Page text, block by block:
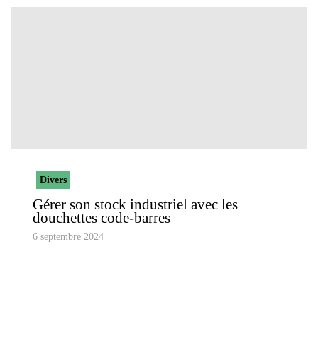
Divers
Gérer son stock industriel avec les
douchettes code-barres
6 septembre 2024